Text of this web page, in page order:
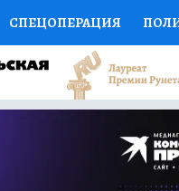
СПЕЦОПЕРАЦИЯ
НАУКА СПОРТ
ДОКТОР
ПРОГНОЗЫ НА СПОРТ